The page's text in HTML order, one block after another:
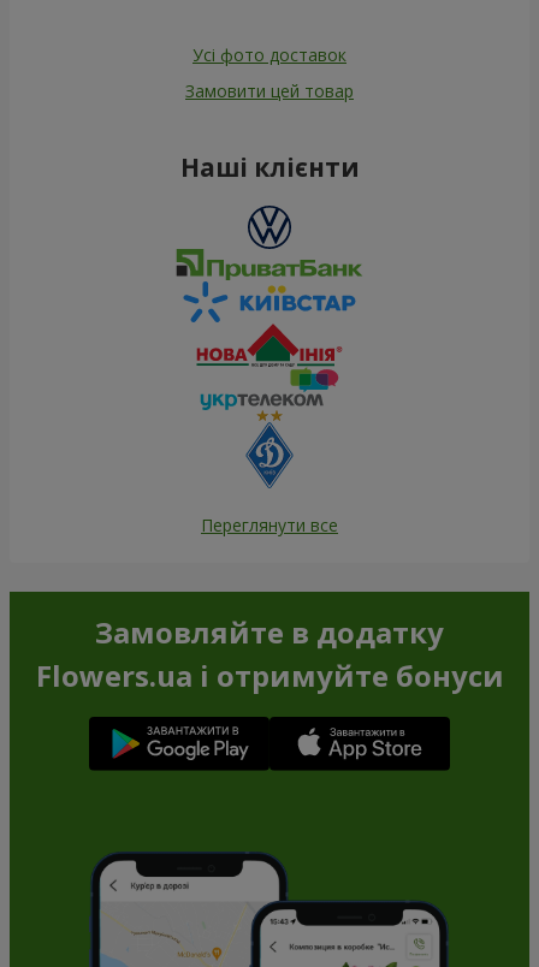
Усі фото доставок
Замовити цей товар
Наші клієнти
Переглянути все
Замовляйте в додатку
Flowers.ua і отримуйте бонуси